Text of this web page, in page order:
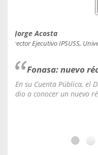
Jorge Acosta
Director Ejecutivo IPSUSS,
Fonasa: nuevo
En su Cuenta Pública, el
dio a conocer un nuevo